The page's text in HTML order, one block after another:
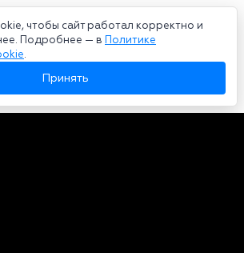
чтобы сайт работал корректно и
Подробнее — в Политике
.
Принять